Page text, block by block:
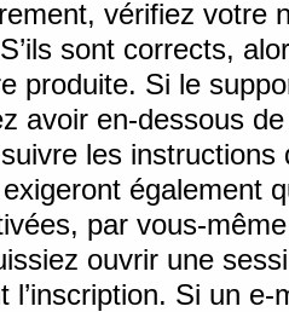
vérifiez votre
sont corrects,
produite. Si le
avoir en-dessous
les
également
par vous-
ouvrir une
l’inscription. Si un